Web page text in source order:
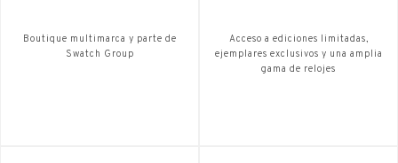
Boutique multimarca y parte de
Swatch Group
Acceso a ediciones limitadas,
ejemplares exclusivos y una amplia
gama de relojes